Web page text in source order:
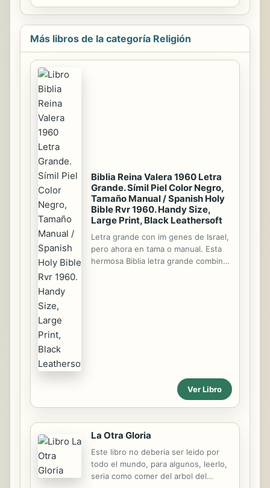
editada en formato digital, es
colección Códigos Comentados del
mismo autor editada en papel por
Más libros de la categoría Religión
Biblia Reina Valera 1960 Letra
Grande. Símil Piel Color Negro,
Tamaño Manual / Spanish Holy
Bible Rvr 1960. Handy Size,
Large Print, Black Leathersoft
Letra grande con im genes de Israel,
pero ahora en tama o manual. Esta
hermosa Biblia letra grande combina
puntos - Concordancia en letra
grande de 9 puntos - Palabra de
Cristo en rojo - Encabezados visibles
referencias - M s de 10 000...
Ver Libro
La Otra Gloria
Este libro no deberia ser leido por
todo el mundo, para algunos, leerlo,
seria como comer del arbol del